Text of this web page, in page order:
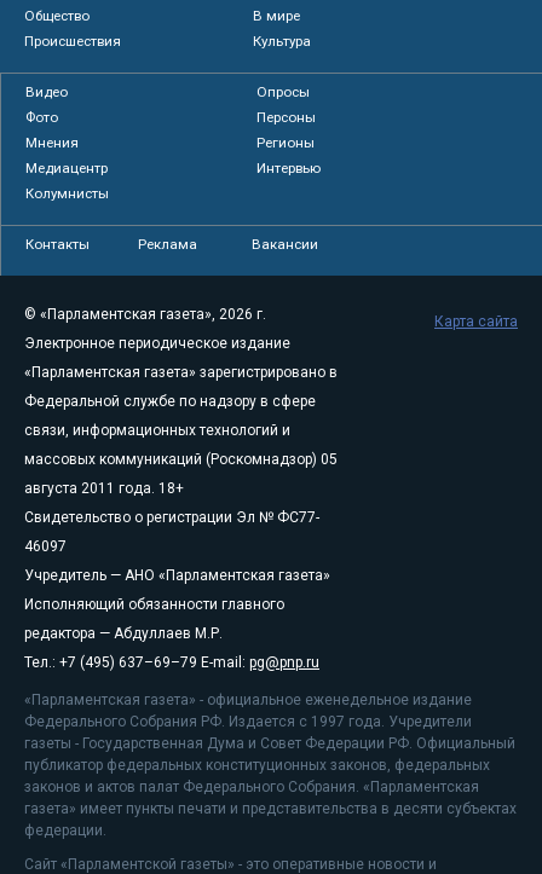
Общество
В мире
Происшествия
Культура
Видео
Опросы
Фото
Персоны
Мнения
Регионы
Медиацентр
Интервью
Колумнисты
Контакты Реклама Вакансии
© «Парламентская газета», 2026 г.
Электронное периодическое издание
«Парламентская газета» зарегистрировано в
Федеральной службе по надзору в сфере
связи, информационных технологий и
массовых коммуникаций (Роскомнадзор) 05
августа 2011 года. 18+
Свидетельство о регистрации Эл № ФС77-
46097
Учредитель — АНО «Парламентская газета»
Исполняющий обязанности главного
редактора — Абдуллаев М.Р.
Тел.: +7 (495) 637–69–79 E-mail: pg@pnp.ru
«Парламентская газета» - официальное еженедельное издание
Федерального Собрания РФ. Издается с 1997 года. Учредители
газеты - Государственная Дума и Совет Федерации РФ. Официальный
публикатор федеральных конституционных законов, федеральных
законов и актов палат Федерального Собрания. «Парламентская
газета» имеет пункты печати и представительства в десяти субъектах
федерации.
Сайт «Парламентской газеты» - это оперативные новости и
Карта сайта